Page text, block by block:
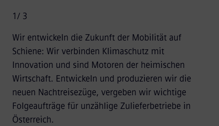
1/ 3
Wir entwickeln die Zukunft der Mobilität auf
Schiene: Wir verbinden Klimaschutz mit
Innovation und sind Motoren der heimischen
Wirtschaft. Entwickeln und produzieren wir die
neuen Nachtreisezüge, vergeben wir wichtige
Folgeaufträge für unzählige Zulieferbetriebe in
Österreich.